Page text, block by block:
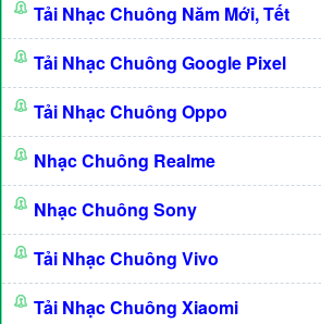
Tải Nhạc Chuông Năm Mới, Tết
Tải Nhạc Chuông Google Pixel
Tải Nhạc Chuông Oppo
Nhạc Chuông Realme
Nhạc Chuông Sony
Tải Nhạc Chuông Vivo
Tải Nhạc Chuông Xiaomi